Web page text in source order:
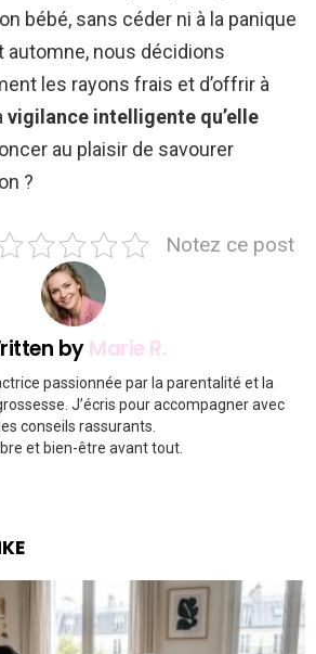
bébé, sans céder ni à la panique
automne, nous décidions
les rayons frais et d’offrir à
vigilance intelligente qu’elle
au plaisir de savourer
?
Notez ce post
byMarie R.
passionnée par la parentalité et la
J’écris pour accompagner avec
conseils rassurants.
et bien-être avant tout.